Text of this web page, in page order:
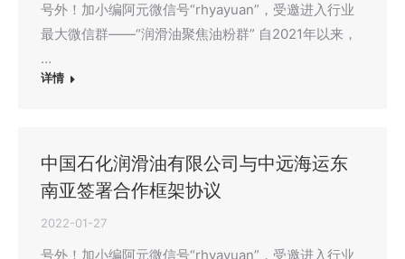
号外！加小编阿元微信号“rhyayuan”，受邀进入行业
最大微信群——“润滑油聚焦油粉群” 自2021年以来，
…
详情
中国石化润滑油有限公司与中远海运东
南亚签署合作框架协议
2022-01-27
号外！加小编阿元微信号“rhyayuan”，受邀进入行业